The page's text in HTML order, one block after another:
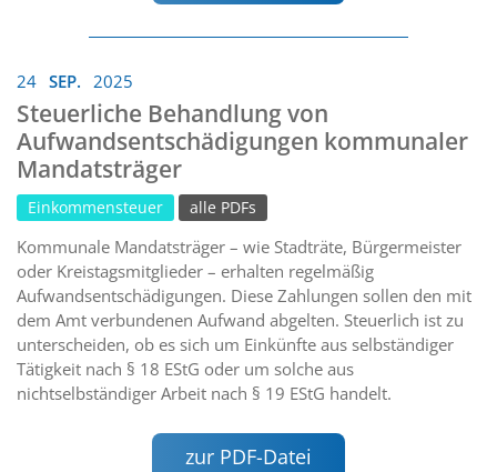
24 SEP. 2025
Steuerliche Behandlung von
Aufwandsentschädigungen kommunaler
Mandatsträger
Einkommensteuer alle PDFs
Kommunale Mandatsträger – wie Stadträte, Bürgermeister
oder Kreistagsmitglieder – erhalten regelmäßig
Aufwandsentschädigungen. Diese Zahlungen sollen den mit
dem Amt verbundenen Aufwand abgelten. Steuerlich ist zu
unterscheiden, ob es sich um Einkünfte aus selbständiger
Tätigkeit nach § 18 EStG oder um solche aus
nichtselbständiger Arbeit nach § 19 EStG handelt.
zur PDF-Datei